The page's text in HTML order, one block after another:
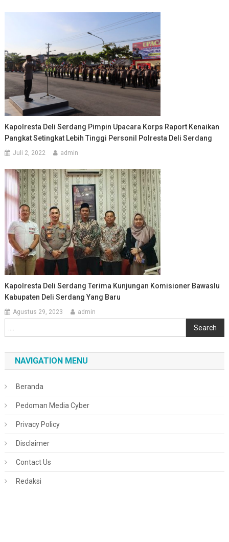
Kapolresta Deli Serdang Pimpin Upacara Korps Raport Kenaikan
Pangkat Setingkat Lebih Tinggi Personil Polresta Deli Serdang
Juli 2, 2022 admin
Kapolresta Deli Serdang Terima Kunjungan Komisioner Bawaslu
Kabupaten Deli Serdang Yang Baru
Agustus 29, 2023 admin
Search
NAVIGATION MENU
Beranda
Pedoman Media Cyber
Privacy Policy
Disclaimer
Contact Us
Redaksi